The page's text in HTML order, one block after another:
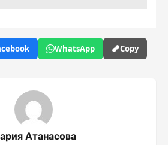
WhatsApp Copy
Атанасова